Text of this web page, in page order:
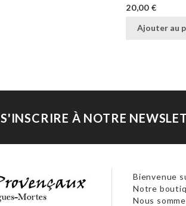
Prix
20,00 €
Ajouter au
S'INSCRIRE À NOTRE
Bienvenue
Notre
Nous